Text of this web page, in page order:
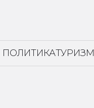
ПОЛИТИКАТУРИЗМ